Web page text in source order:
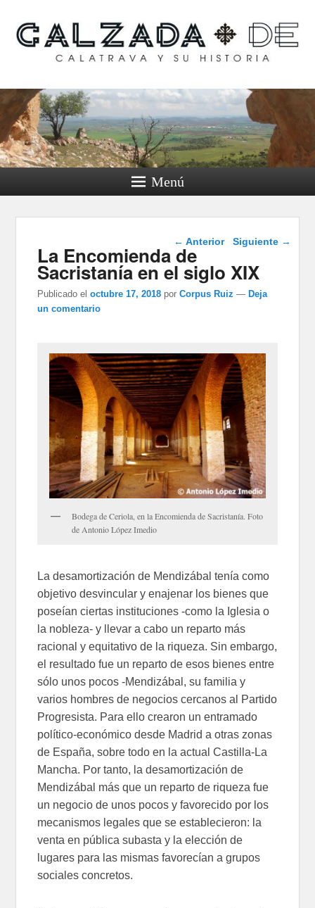
Calzada de Calatrava y
su historia
Menú
Navegación de
entradas
← Anterior Siguiente →
La Encomienda de
Sacristanía en el siglo XIX
Publicado el octubre 17, 2018 porCorpus Ruiz — Deja
un comentario
Bodega de Ceriola, en la Encomienda de Sacristanía. Foto
de Antonio López Imedio
La desamortización de Mendizábal tenía como
objetivo desvincular y enajenar los bienes que
poseían ciertas instituciones -como la Iglesia o
la nobleza- y llevar a cabo un reparto más
racional y equitativo de la riqueza. Sin embargo,
el resultado fue un reparto de esos bienes entre
sólo unos pocos -Mendizábal, su familia y
varios hombres de negocios cercanos al Partido
Progresista. Para ello crearon un entramado
político-económico desde Madrid a otras zonas
de España, sobre todo en la actual Castilla-La
Mancha. Por tanto, la desamortización de
Mendizábal más que un reparto de riqueza fue
un negocio de unos pocos y favorecido por los
mecanismos legales que se establecieron: la
venta en pública subasta y la elección de
lugares para las mismas favorecían a grupos
sociales concretos.